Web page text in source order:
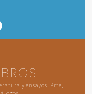
y ensayos, Arte,